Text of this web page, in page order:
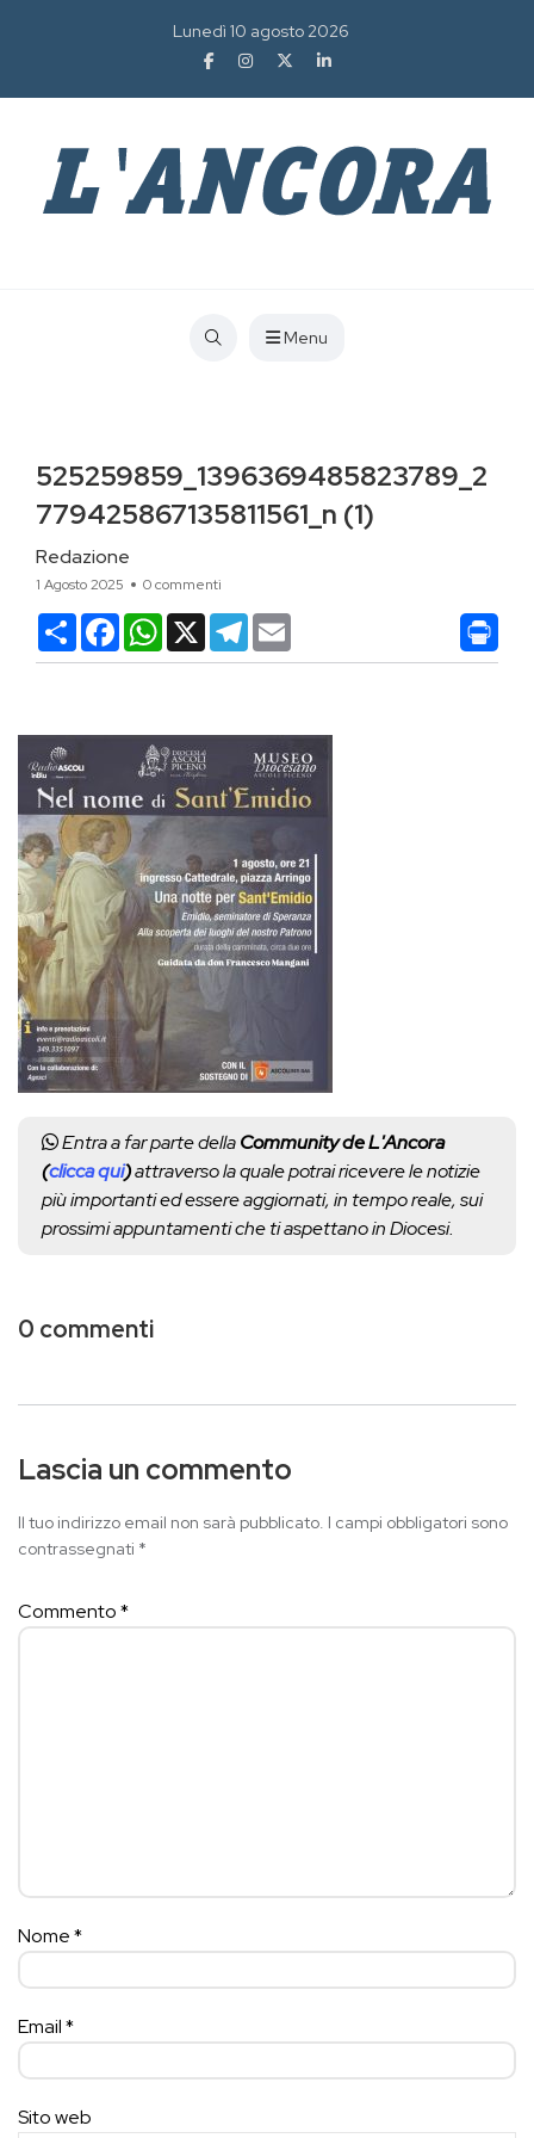
Lunedì 10 agosto 2026
Menu
525259859_1396369485823789_2
779425867135811561_n (1)
Redazione
1 Agosto 2025 0 commenti
CondividiFacebookWhatsApp
X Telegram
Entra a far parte dellaCommunity de L'Ancora
(clicca qui)attraverso la quale potrai ricevere le notizie
più importanti ed essere aggiornati, in tempo reale, sui
prossimi appuntamenti che ti aspettano in Diocesi.
0 commenti
Lascia un commento
Il tuo indirizzo email non sarà pubblicato. I campi obbligatori sono
contrassegnati *
Commento*
Nome*
Email*
Sito web